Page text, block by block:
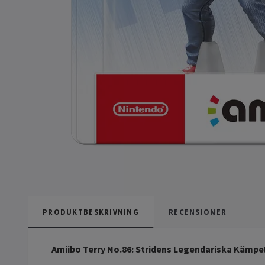
PRODUKTBESKRIVNING RECENSIONER
Amiibo Terry No.86: Stridens Legendariska